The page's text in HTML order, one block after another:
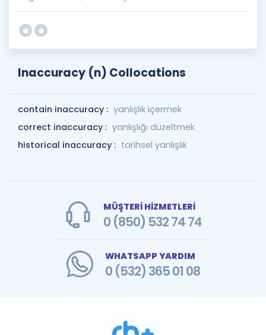
Inaccuracy (n) Collocations
contain inaccuracy : yanlışlık içermek
correct inaccuracy : yanlışlığı düzeltmek
historical inaccuracy : tarihsel yanlışlık
MÜŞTERİ HİZMETLERİ
0 (850) 532 74 74
WHATSAPP YARDIM
0 (532) 365 01 08